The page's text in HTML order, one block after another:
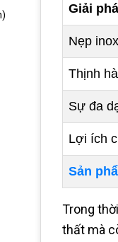
Giải
Nẹp
Thịnh
Sự đa
Lợi ích
Sản
Trong
thất mà